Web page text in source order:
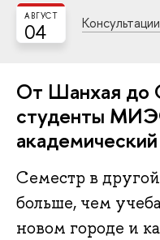
04
АВГУСТ
От Шанхая до
студенты
Семестр в
больше, чем
новом городе и